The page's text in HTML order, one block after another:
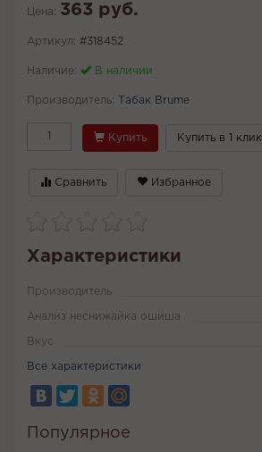
Цена: 363 руб.
Артикул: #318452
Наличие: В наличии
Производитель: Табак Brume
Купить Купить в 1 клик
Сравнить Избранное
Характеристики
Производитель
Анализ неснижайка ошиша
Вкус
Все характеристики
Популярное